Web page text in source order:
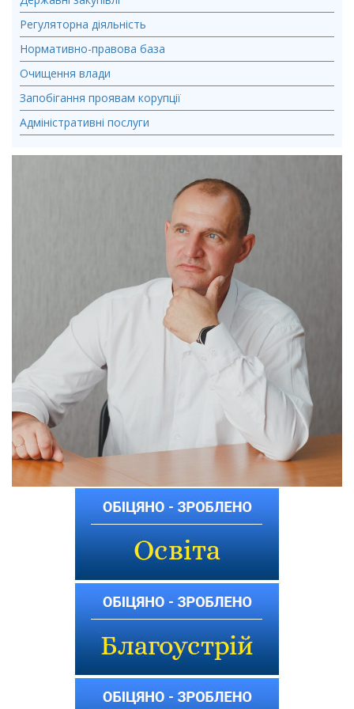
Регуляторна діяльність
Нормативно-правова база
Очищення влади
Запобігання проявам корупції
Адміністративні послуги